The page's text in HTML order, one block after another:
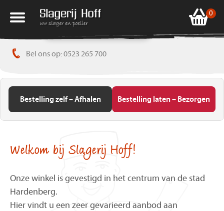
Afhalen
BEZORGING
OVER ONS
AANBIEDINGEN
BARBECUE
0
Bel ons op: 0523 265 700
Bestelling zelf – Afhalen Bestelling laten – Bezorgen
Welkom bij Slagerij Hoff!
Onze winkel is gevestigd in het centrum van de stad
Hardenberg.
Hier vindt u een zeer gevarieerd aanbod aan